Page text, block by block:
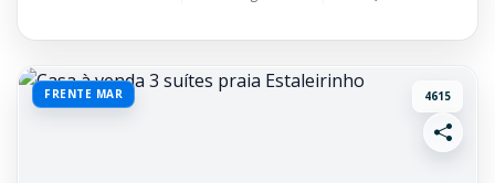
FRENTE MAR 4615